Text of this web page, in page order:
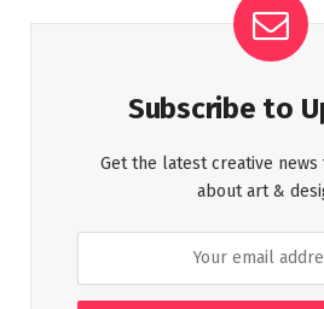
Subscribe to
Get the latest creative news
about art &